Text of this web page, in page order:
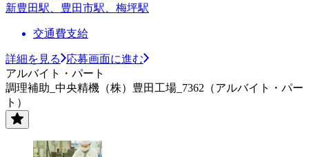
新豊田駅、豊田市駅、梅坪駅
交通費支給
詳細を見る
応募画面に進む
アルバイト・パート
調理補助_中央精機（株）豊田工場_7362（アルバイト・パー
ト）